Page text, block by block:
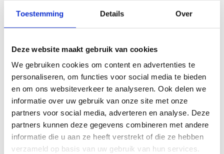
Toestemming Details Over
Deze website maakt gebruik van cookies
We gebruiken cookies om content en advertenties te
personaliseren, om functies voor social media te bieden
en om ons websiteverkeer te analyseren. Ook delen we
informatie over uw gebruik van onze site met onze
partners voor social media, adverteren en analyse. Deze
partners kunnen deze gegevens combineren met andere
informatie die u aan ze heeft verstrekt of die ze hebben
verzameld op basis van uw gebruik van hun services.
Diameter 100 mm
Functionaliteit Aan / uit
Kunststof
Product Type Badkamer/toilet ventilator
Kleur Wit
badkamerventilator - Ø100mm -
aan/uit - vlak glas - mat grijs - zwarte
Artikelnr.: KW100B-vg-gm
Bekijk product
Maak uw klus compleet met deze items